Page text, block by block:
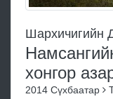
Шархичигийн
хонгор
2014 Сүхбаатар